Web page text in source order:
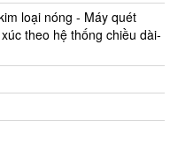
loại nóng - Máy quét
theo hệ thống chiều dài-